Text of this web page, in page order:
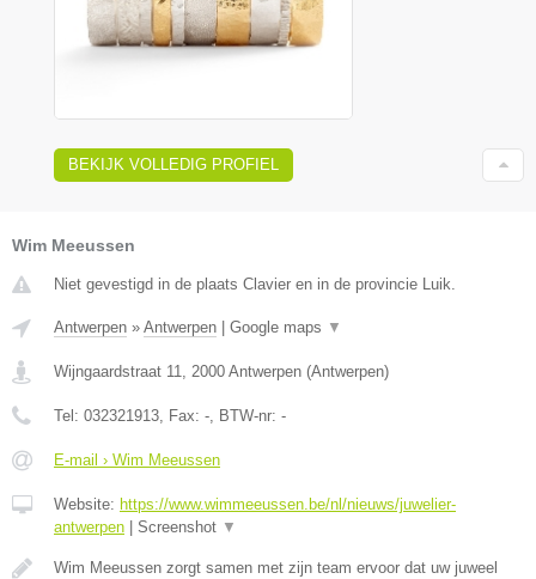
BEKIJK VOLLEDIG PROFIEL
Wim Meeussen
Niet gevestigd in de plaats Clavier en in de provincie Luik.
Antwerpen » Antwerpen Google maps ▼
Wijngaardstraat 11 2000 Antwerpen (Antwerpen)
Tel: 032321913 , Fax: - , BTW-nr: -
E-mail › Wim Meeussen
Website: https://www.wimmeeussen.be/nl/nieuws/juwelier-
antwerpen
Screenshot ▼
Wim Meeussen zorgt samen met zijn team ervoor dat uw juweel